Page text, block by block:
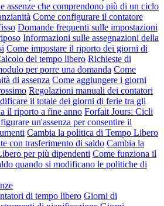
assenze che comprendono più di un ciclo
Come configurare il contatore
Domande frequenti sulle impostazioni
Informazioni sulle assegnazioni della
Come impostare il riporto dei giorni di
del tempo libero Richieste di
per porre una domanda Come
di assenza Come aggiungere i giorni
Regolazioni manuali dei contatori
il totale dei giorni di ferie tra gli
il riporto a fine anno Forfait Jours: Cicli
un'assenza per consentire il
Cambia la politica di Tempo Libero
con trasferimento di saldo Cambia la
per più dipendenti Come funziona il
quando si modificano le politiche di
di tempo libero Giorni di